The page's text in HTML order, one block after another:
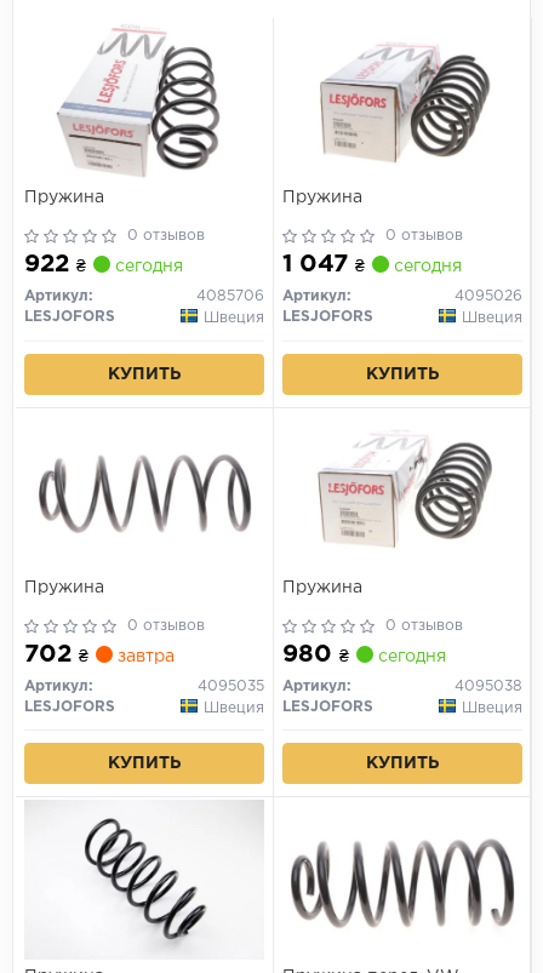
Пружина
0 отзывов
922 ₴ сегодня
Артикул:
4085706
LESJOFORS
Швеция
КУПИТЬ
Пружина
0 отзывов
1 047 ₴ сегодня
Артикул:
4095026
LESJOFORS
Швеция
КУПИТЬ
Пружина
0 отзывов
702 ₴ завтра
Артикул:
4095035
LESJOFORS
Швеция
КУПИТЬ
Пружина
0 отзывов
980 ₴ сегодня
Артикул:
4095038
LESJOFORS
Швеция
КУПИТЬ